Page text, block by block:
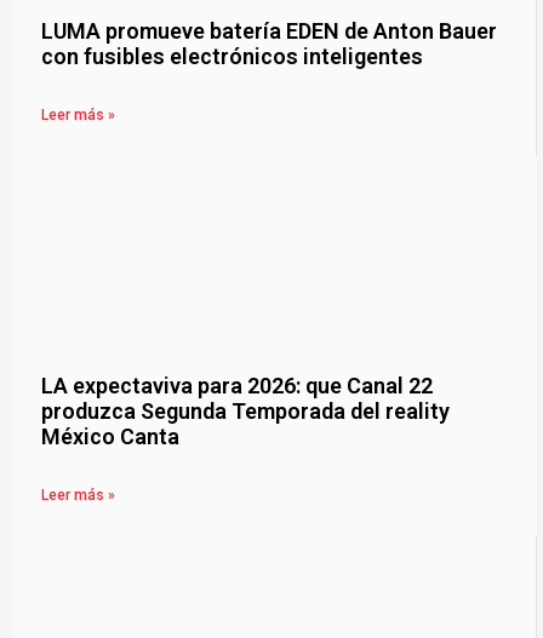
LUMA promueve batería EDEN de Anton Bauer
con fusibles electrónicos inteligentes
Leer más »
LA expectaviva para 2026: que Canal 22
produzca Segunda Temporada del reality
México Canta
Leer más »